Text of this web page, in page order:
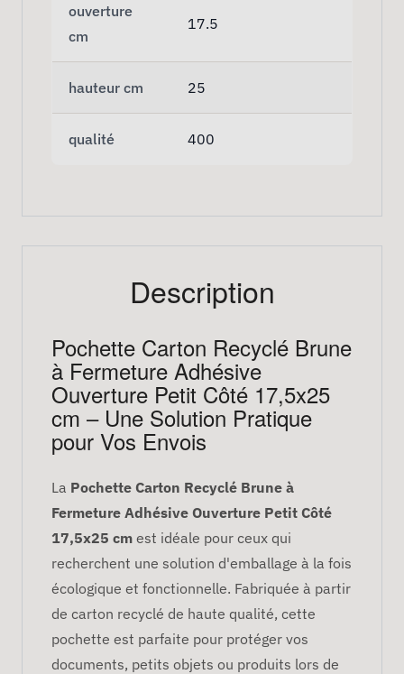
ouverture
cm
17.5
hauteur cm 25
qualité 400
Description
Pochette Carton Recyclé Brune
à Fermeture Adhésive
Ouverture Petit Côté 17,5x25
cm – Une Solution Pratique
pour Vos Envois
La Pochette Carton Recyclé Brune à
Fermeture Adhésive Ouverture Petit Côté
17,5x25 cm est idéale pour ceux qui
recherchent une solution d'emballage à la fois
écologique et fonctionnelle. Fabriquée à partir
de carton recyclé de haute qualité, cette
pochette est parfaite pour protéger vos
documents, petits objets ou produits lors de